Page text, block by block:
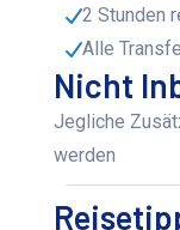
2 Stunden
Alle
Nicht
Jegliche
werden